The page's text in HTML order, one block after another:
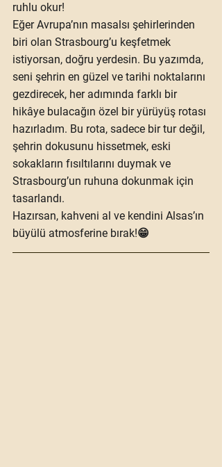
ruhlu okur!
Eğer Avrupa’nın masalsı şehirlerinden
biri olan Strasbourg’u keşfetmek
istiyorsan, doğru yerdesin. Bu yazımda,
seni şehrin en güzel ve tarihi noktalarını
gezdirecek, her adımında farklı bir
hikâye bulacağın özel bir yürüyüş rotası
hazırladım. Bu rota, sadece bir tur değil,
şehrin dokusunu hissetmek, eski
sokakların fısıltılarını duymak ve
Strasbourg’un ruhuna dokunmak için
tasarlandı.
Hazırsan, kahveni al ve kendini Alsas’ın
büyülü atmosferine bırak!😁